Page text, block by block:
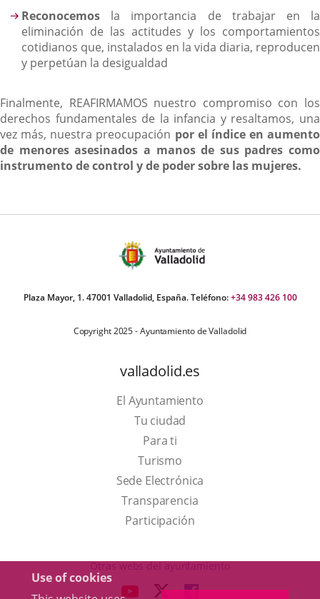
Use of cookies
Reconocemos la importancia de trabajar en la
eliminación de las actitudes y los comportamientos
cotidianos que, instalados en la vida diaria, reproducen
y perpetúan la desigualdad
Finalmente, REAFIRMAMOS nuestro compromiso con los
derechos fundamentales de la infancia y resaltamos, una
vez más, nuestra preocupación por el índice en aumento
de menores asesinados a manos de sus padres como
instrumento de control y de poder sobre las mujeres.
Plaza Mayor, 1. 47001 Valladolid, España. Teléfono:+34 983 426 100
Copyright 2025 - Ayuntamiento de Valladolid
valladolid.es
El Ayuntamiento
Tu ciudad
Para ti
TurismoThis
link
will
open
a
Sede Electrónica
Transparencia
Participación
Otras webs del ayuntamiento
LINK LINKLINK